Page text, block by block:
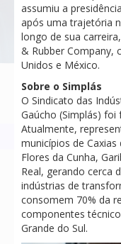
assumiu a
após uma trajetória
longo de sua
& Rubber Company,
Unidos e México.
Sobre o Simplás
O Sindicato das
Gaúcho (Simplás)
Atualmente,
municípios de
Flores da Cunha,
Real, gerando cerca
indústrias de
consomem 70% da
componentes
Grande do Sul.